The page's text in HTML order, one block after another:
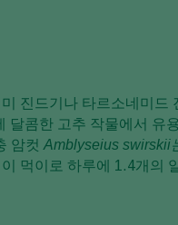
진드기나 타르소네미드
달콤한 고추 작물에서 유
암컷 Amblyseius swirskii
먹이로 하루에 1.4개의